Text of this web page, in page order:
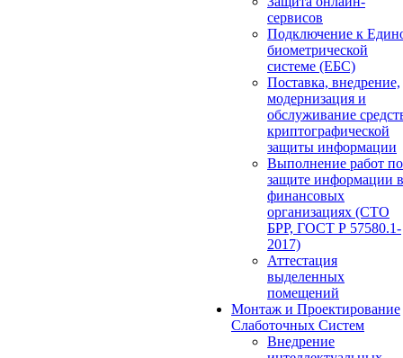
сервисов
Подключение к
биометрической
системе (ЕБС)
Поставка, внедрение,
модернизация и
обслуживание
криптографической
защиты информации
Выполнение работ по
защите информации в
финансовых
организациях (СТО
БРР, ГОСТ Р 57580.1-
2017)
Аттестация
выделенных
помещений
Монтаж и Проектирование
Слаботочных Систем
Внедрение